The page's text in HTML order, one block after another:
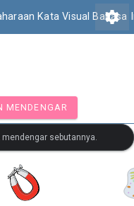
Kata Visual Bahasa
settings
MENDENGAR
sebutannya.